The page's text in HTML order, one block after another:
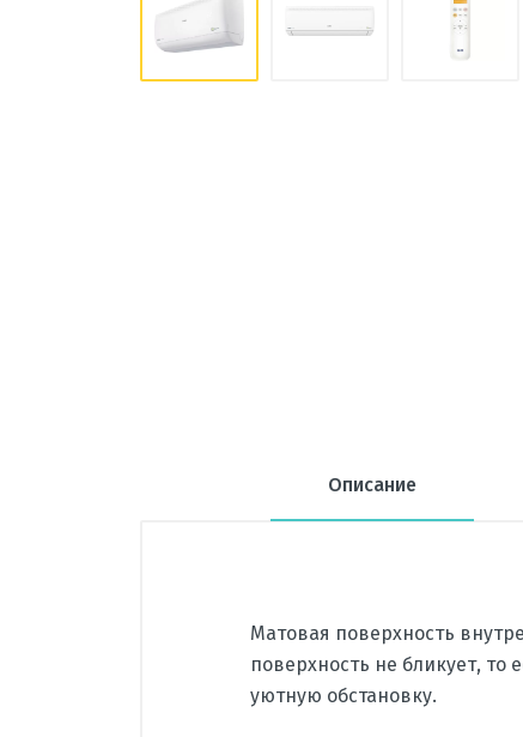
Описание
Матовая поверхность
поверхность не бликует,
уютную обстановку.